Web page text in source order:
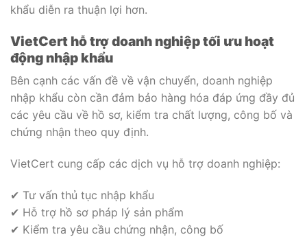
khẩu diễn ra thuận lợi hơn.
VietCert hỗ trợ doanh nghiệp tối ưu hoạt
động nhập khẩu
Bên cạnh các vấn đề về vận chuyển, doanh nghiệp
nhập khẩu còn cần đảm bảo hàng hóa đáp ứng đầy đủ
các yêu cầu về hồ sơ, kiểm tra chất lượng, công bố và
chứng nhận theo quy định.
VietCert cung cấp các dịch vụ hỗ trợ doanh nghiệp:
✔ Tư vấn thủ tục nhập khẩu
✔ Hỗ trợ hồ sơ pháp lý sản phẩm
✔ Kiểm tra yêu cầu chứng nhận, công bố